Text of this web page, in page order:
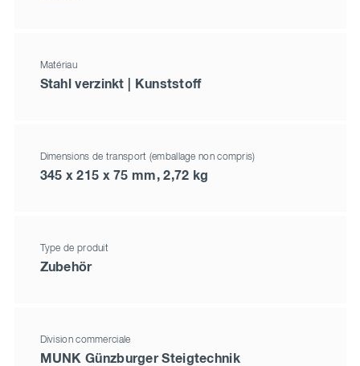
Matériau
Stahl verzinkt | Kunststoff
Dimensions de transport (emballage non compris)
345 x 215 x 75 mm, 2,72 kg
Type de produit
Zubehör
Division commerciale
MUNK Günzburger Steigtechnik